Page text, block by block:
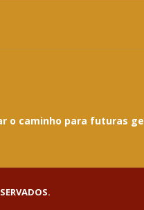
o caminho para futuras